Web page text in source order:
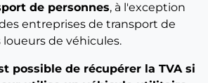
de personnes, à l'exception
entreprises de transport de
de véhicules.
possible de récupérer la TVA si